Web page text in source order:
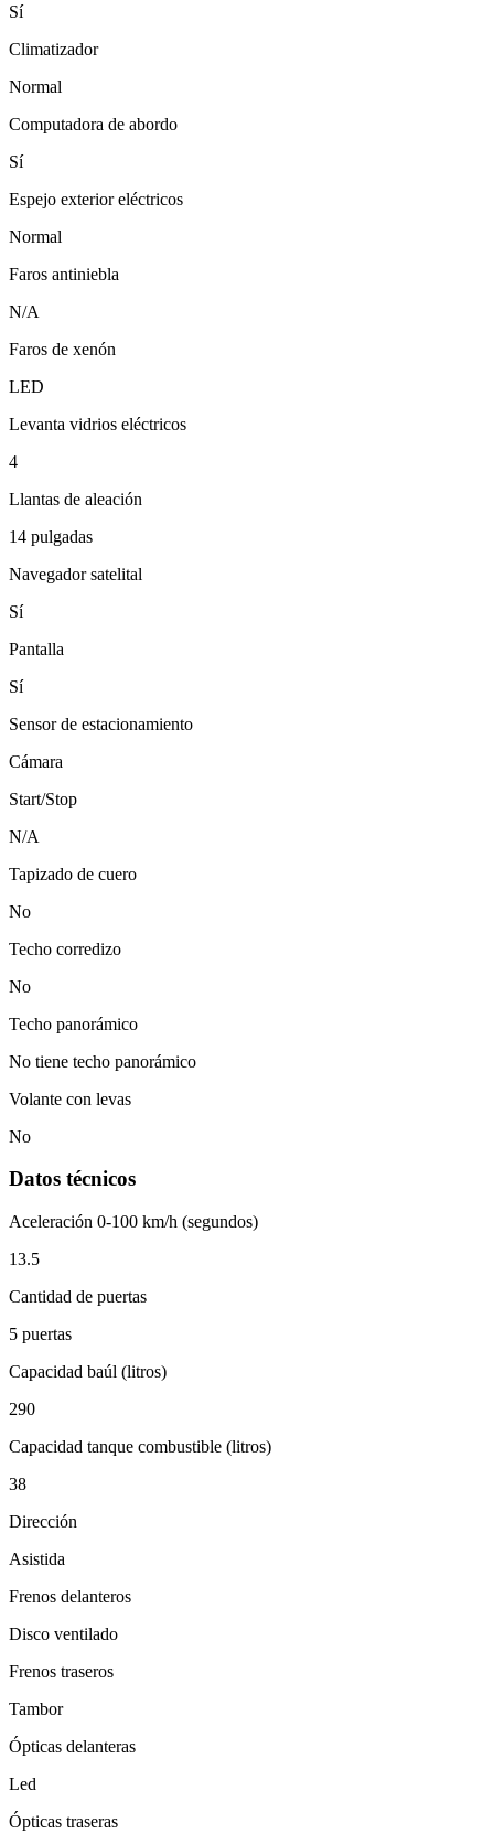
Sí
Climatizador
Normal
Computadora de abordo
Sí
Espejo exterior eléctricos
Normal
Faros antiniebla
N/A
Faros de xenón
LED
Levanta vidrios eléctricos
4
Llantas de aleación
14 pulgadas
Navegador satelital
Sí
Pantalla
Sí
Sensor de estacionamiento
Cámara
Start/Stop
N/A
Tapizado de cuero
No
Techo corredizo
No
Techo panorámico
No tiene techo panorámico
Volante con levas
No
Datos técnicos
Aceleración 0-100 km/h (segundos)
13.5
Cantidad de puertas
5 puertas
Capacidad baúl (litros)
290
Capacidad tanque combustible (litros)
38
Dirección
Asistida
Frenos delanteros
Disco ventilado
Frenos traseros
Tambor
Ópticas delanteras
Led
Ópticas traseras